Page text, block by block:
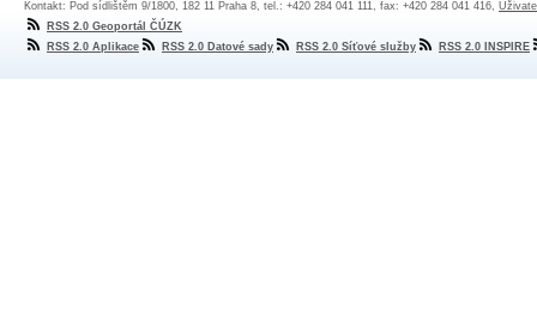
Kontakt: Pod sídlištěm 9/1800, 182 11 Praha 8, tel.: +420 284 041 111, fax: +420 284 041 416,
RSS 2.0 Geoportál ČÚZK
RSS 2.0 Aplikace
RSS 2.0 Datové sady RSS 2.0 Síťové služby RSS 2.0 INSPIRE